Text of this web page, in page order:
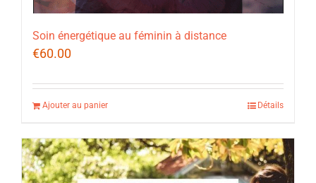
Soin énergétique au féminin à distance
€60.00
Ajouter au panier Détails